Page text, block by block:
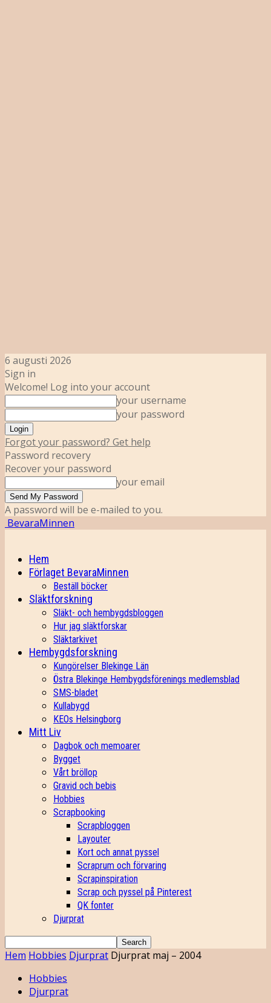
6 augusti 2026
Sign in
Welcome! Log into your account
your username
your password
Forgot your password? Get help
Password recovery
Recover your password
your email
A password will be e-mailed to you.
BevaraMinnen
Hem
Förlaget BevaraMinnen
Beställ böcker
Släktforskning
Släkt- och hembygdsbloggen
Hur jag släktforskar
Släktarkivet
Hembygdsforskning
Kungörelser Blekinge Län
Östra Blekinge Hembygdsförenings medlemsblad
SMS-bladet
Kullabygd
KEOs Helsingborg
Mitt Liv
Dagbok och memoarer
Bygget
Vårt bröllop
Gravid och bebis
Hobbies
Scrapbooking
Scrapbloggen
Layouter
Kort och annat pyssel
Scraprum och förvaring
Scrapinspiration
Scrap och pyssel på Pinterest
QK fonter
Djurprat
Hem Hobbies Djurprat Djurprat maj – 2004
Hobbies
Djurprat